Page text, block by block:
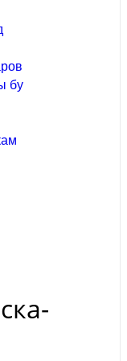
бу